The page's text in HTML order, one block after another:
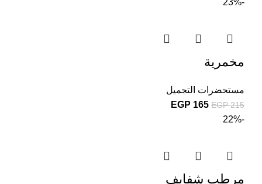
مخمرية
مستحضرات التجميل
EGP215
EGP 165
-22%
مرطب شفايف